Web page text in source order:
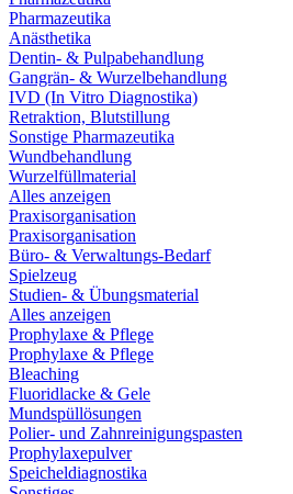
Pharmazeutika
Anästhetika
Dentin- & Pulpabehandlung
Gangrän- & Wurzelbehandlung
IVD (In Vitro Diagnostika)
Retraktion, Blutstillung
Sonstige Pharmazeutika
Wundbehandlung
Wurzelfüllmaterial
Alles anzeigen
Praxisorganisation
Praxisorganisation
Büro- & Verwaltungs-Bedarf
Spielzeug
Studien- & Übungsmaterial
Alles anzeigen
Prophylaxe & Pflege
Prophylaxe & Pflege
Bleaching
Fluoridlacke & Gele
Mundspüllösungen
Polier- und Zahnreinigungspasten
Prophylaxepulver
Speicheldiagnostika